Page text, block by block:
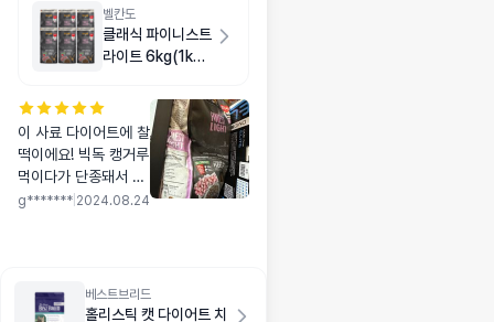
벨칸도
클래식 파이니스트
라이트 6kg(1kg
이 사료 다이어트에 찰
떡이에요! 빅독 캥거루
먹이다가 단종돼서 유
목민 됐는데, 아카나
거든요ㅜ 요건 웬만한
다이어트 사료보다 잘
g******* 2024.08.24
베스트브리드
홀리스틱 캣 다이어트 치